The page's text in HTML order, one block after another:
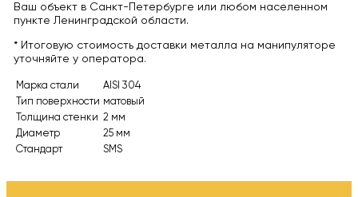
Ваш объект в Санкт-Петербурге или любом населенном
пункте Ленинградской области.
* Итоговую стоимость доставки металла на манипуляторе
уточняйте у оператора.
Марка стали
AISI 304
Тип поверхности матовый
Толщина стенки 2 мм
Диаметр
25 мм
Стандарт
SMS